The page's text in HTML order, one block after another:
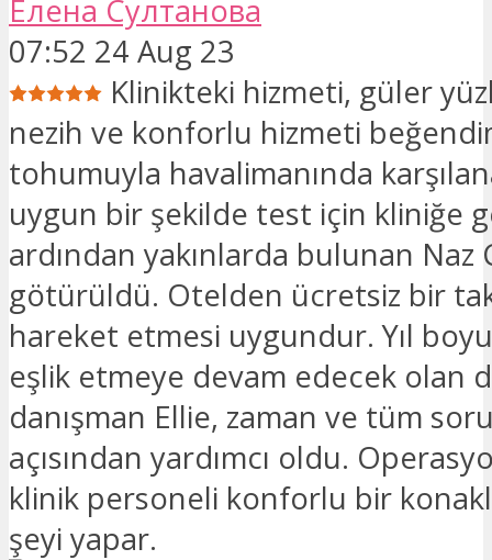
Елена Султанова
07:52 24 Aug 23
Klinikteki hizmeti, güler
nezih ve konforlu hizmeti
tohumuyla havalimanında
uygun bir şekilde test için kliniğe
ardından yakınlarda bulunan
götürüldü. Otelden ücretsiz bir
hareket etmesi uygundur. Yıl
eşlik etmeye devam edecek olan
danışman Ellie, zaman ve tüm
açısından yardımcı oldu.
klinik personeli konforlu bir
şeyi yapar.